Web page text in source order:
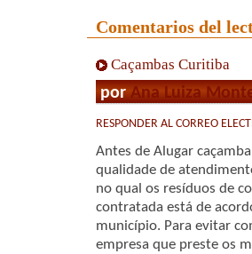
Comentarios del
Caçambas Curitiba
porAna Luiza
RESPONDER AL CORREO
Antes de Alugar
qualidade de
no qual os resíduos de
contratada está de
município. Para evitar
empresa que preste os